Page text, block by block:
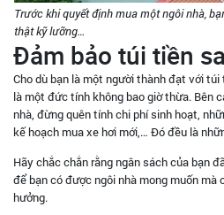
Trước khi quyết định mua một ngôi nhà,
thật kỹ lưỡng…
Đảm bảo túi tiền
Cho dù bạn là một người thành đạt với
là một đức tính không bao giờ thừa. Bên
nhà, đừng quên tính chi phí sinh hoạt,
kế hoạch mua xe hơi mới,… Đó đều là
Hãy chắc chắn rằng ngân sách của bạn
để bạn có được ngôi nhà mong muốn mà
hưởng.